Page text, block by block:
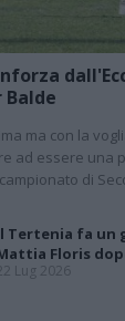
Balde
ma con la
ad essere una
di
Tertenia fa un
Floris
Lug 2026